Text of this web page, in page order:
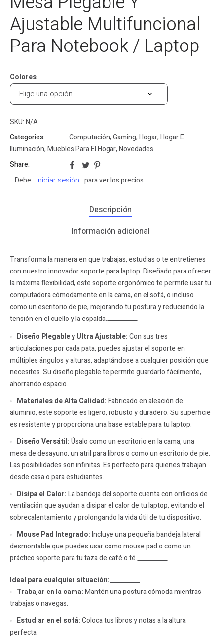
Ajustable Multifuncional
Para Notebook / Laptop
Colores
SKU:N/A
Categories:
Computación,Gaming,Hogar,Hogar E
Iluminación,Muebles Para El Hogar,Novedades
Share:
Debe
Iniciar sesión para ver los precios
Descripción
Información adicional
Transforma la manera en que trabajas, estudias o te entretienes
con nuestro innovador soporte para laptop. Diseñado para ofrecer
la máxima flexibilidad, este soporte ergonómico te permite usar tu
computadora cómodamente en la cama, en el sofá, o incluso
como un escritorio de pie, mejorando tu postura y reduciendo la
tensión en el cuello y la espalda.
Diseño Plegable y Ultra Ajustable:Con sus tres
articulaciones por cada pata, puedes ajustar el soporte en
múltiples ángulos y alturas, adaptándose a cualquier posición que
necesites. Su diseño plegable te permite guardarlo fácilmente,
ahorrando espacio.
Materiales de Alta Calidad:Fabricado en aleación de
aluminio, este soporte es ligero, robusto y duradero. Su superficie
es resistente y proporciona una base estable para tu laptop.
Diseño Versátil:Úsalo como un escritorio en la cama, una
mesa de desayuno, un atril para libros o como un escritorio de pie.
Las posibilidades son infinitas. Es perfecto para quienes trabajan
desde casa o para estudiantes.
Disipa el Calor:La bandeja del soporte cuenta con orificios de
ventilación que ayudan a disipar el calor de tu laptop, evitando el
sobrecalentamiento y prolongando la vida útil de tu dispositivo.
Mouse Pad Integrado:Incluye una pequeña bandeja lateral
desmontable que puedes usar como mouse pad o como un
práctico soporte para tu taza de café o té.
Ideal para cualquier situación:
Trabajar en la cama:Mantén una postura cómoda mientras
trabajas o navegas.
Estudiar en el sofá:Coloca tus libros y notas a la altura
perfecta.